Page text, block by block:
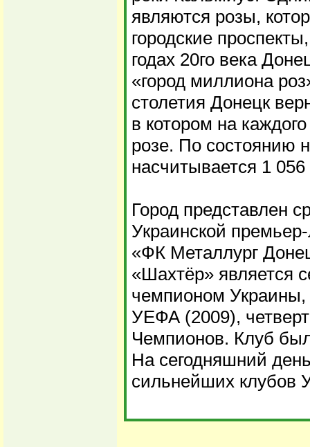
являются розы,
городские
годах 20го века
«город миллиона
столетия Донецк
в котором на
розе. По состоянию
насчитывается 1 056
Город представлен
Украинской
«ФК Металлург
«Шахтёр» является
чемпионом Украины,
УЕФА (2009),
Чемпионов. Клуб
На сегодняшний
сильнейших клубов